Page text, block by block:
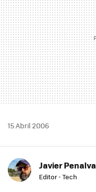
15 Abril 2006
Javier Penalva
Editor - Tech